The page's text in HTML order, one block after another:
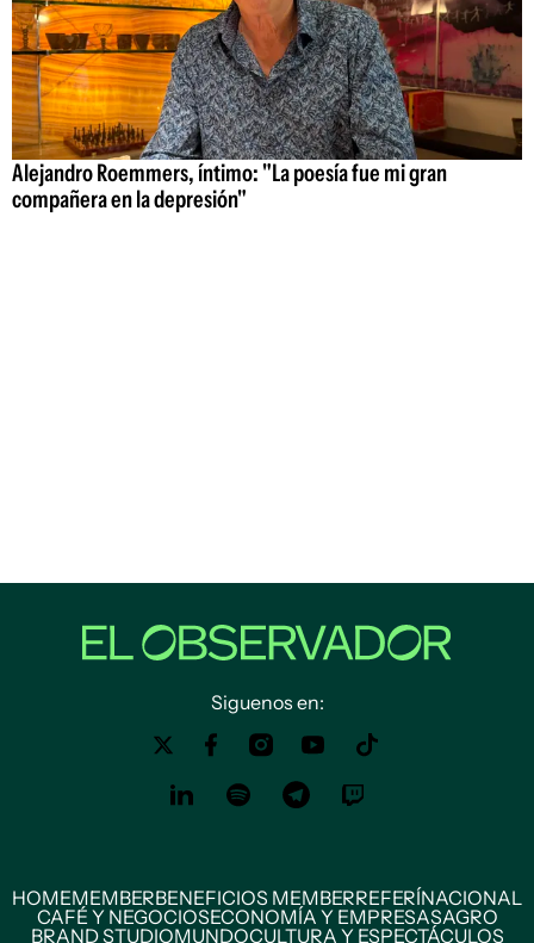
Alejandro Roemmers, íntimo: "La poesía fue mi gran
compañera en la depresión"
Siguenos en:
HOMEMEMBERBENEFICIOS MEMBERREFERÍNACIONAL
CAFÉ Y NEGOCIOSECONOMÍA Y EMPRESASAGRO
BRAND STUDIOMUNDOCULTURA Y ESPECTÁCULOS